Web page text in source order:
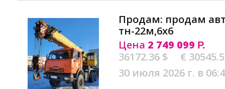
Продам: продам
тн-22м,6х6
Цена 2 749 099 Р.
36172.36 $
€
30 июля 2026 г. в